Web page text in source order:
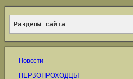
Разделы сайта
Новости
ПЕРВОПРОХОДЦЫ